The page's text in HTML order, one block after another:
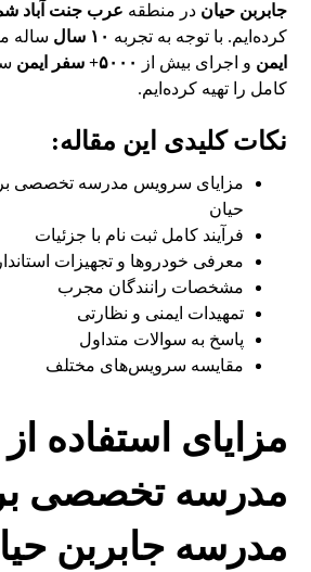
جابربن حیان در منطقه عرب جنت آباد
کرده‌ایم. با توجه به تجربه ۱۰ سال ساله
ایمن و اجرای بیش از ۵۰۰۰+ سفر ایمن
کامل را تهیه کرده‌ایم.
نکات کلیدی این مقاله:
مزایای سرویس مدرسه تخصصی
حیان
فرآیند کامل ثبت نام با جزئیات
معرفی خودروها و تجهیزات
مشخصات رانندگان مجرب
تمهیدات ایمنی و نظارتی
پاسخ به سوالات متداول
مقایسه سرویس‌های مختلف
مزایای استفاده
مدرسه تخصصی
مدرسه جابربن